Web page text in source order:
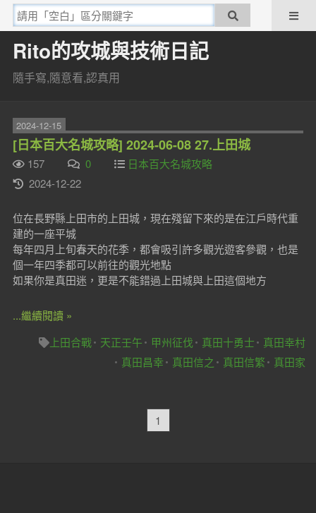
Rito的攻城與技術日記
隨手寫,隨意看,認真用
2024-12-15
[日本百大名城攻略] 2024-06-08 27.上田城
157 0
日本百大名城攻略
2024-12-22
位在長野縣上田市的上田城，現在殘留下來的是在江戶時代重
建的一座平城
每年四月上旬春天的花季，都會吸引許多觀光遊客參觀，也是
個一年四季都可以前往的觀光地點
如果你是真田迷，更是不能錯過上田城與上田這個地方
...繼續閱讀 »
上田合戰
天正壬午 甲州征伐 真田十勇士
真田幸村
真田昌幸
真田信之 真田信繁 真田家
1